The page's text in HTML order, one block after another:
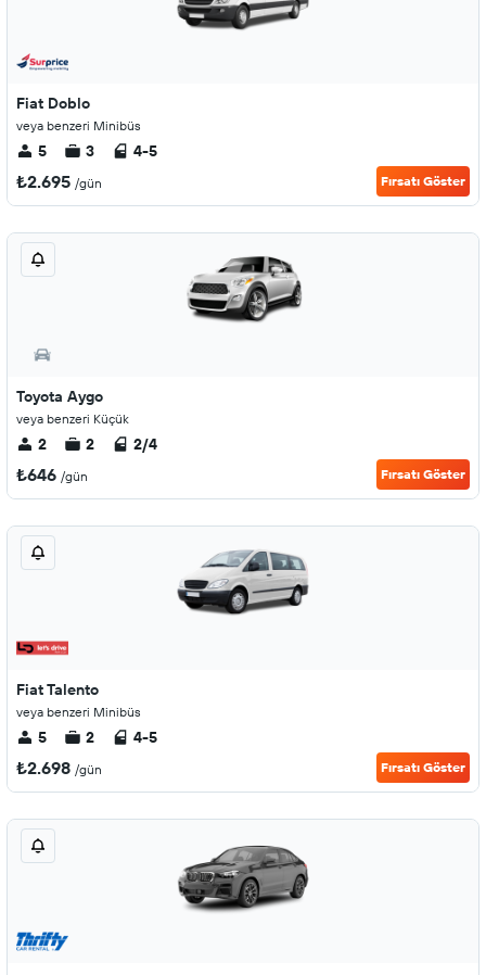
Fiat Doblo
veya benzeri Minibüs
5 3 4-5
₺2.695 /gün Fırsatı Göster
Toyota Aygo
veya benzeri Küçük
2 2 2/4
₺646 /gün Fırsatı Göster
Fiat Talento
veya benzeri Minibüs
5 2 4-5
₺2.698 /gün Fırsatı Göster